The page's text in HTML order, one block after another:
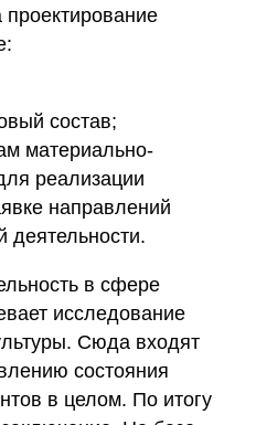
состав;
материально-
реализации
направлений
деятельности.
в сфере
исследование
Сюда входят
состояния
в целом. По итогу